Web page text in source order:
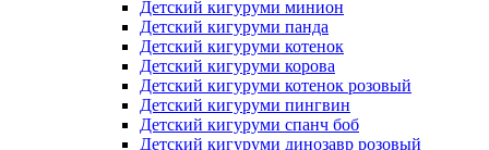
Детский кигуруми минион
Детский кигуруми панда
Детский кигуруми котенок
Детский кигуруми корова
Детский кигуруми котенок розовый
Детский кигуруми пингвин
Детский кигуруми спанч боб
Детский кигуруми динозавр розовый